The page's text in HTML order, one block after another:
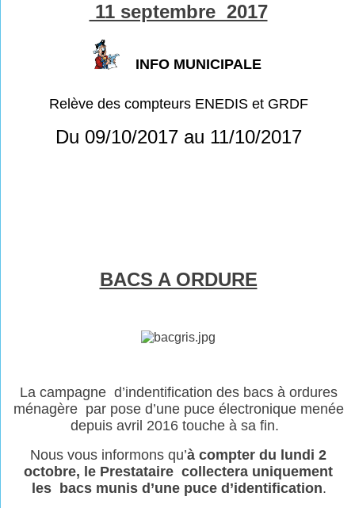
11 septembre 2017
INFO MUNICIPALE
Relève des compteurs ENEDIS et GRDF
Du 09/10/2017 au 11/10/2017
BACS A ORDURE
La campagne d’indentification des bacs à ordures
ménagère par pose d’une puce électronique menée
depuis avril 2016 touche à sa fin.
Nous vous informons qu’à compter du lundi 2
octobre, le Prestataire collectera uniquement
les bacs munis d’une puce d’identification.